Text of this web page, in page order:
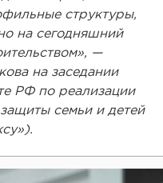
структуры,
на сегодняшний
—
на заседании
РФ по реализации
семьи и детей